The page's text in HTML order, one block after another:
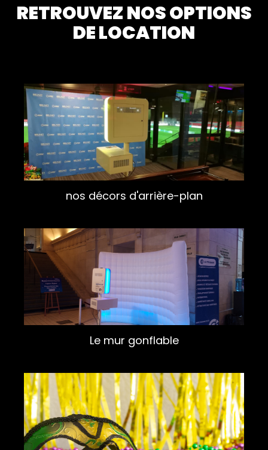
RETROUVEZ NOS OPTIONS
DE LOCATION
nos décors d'arrière-plan
Le mur gonflable